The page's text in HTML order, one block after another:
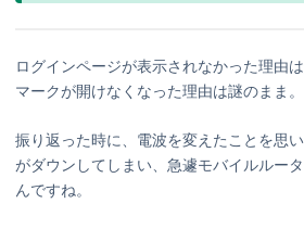
ログインページが表示されなかった理由
マークが開けなくなった理由は謎のまま。
振り返った時に、電波を変えたことを思
がダウンしてしまい、急遽モバイルルー
んですね。